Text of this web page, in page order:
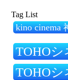
Tag List
kino cinema
TOHO
TOHO